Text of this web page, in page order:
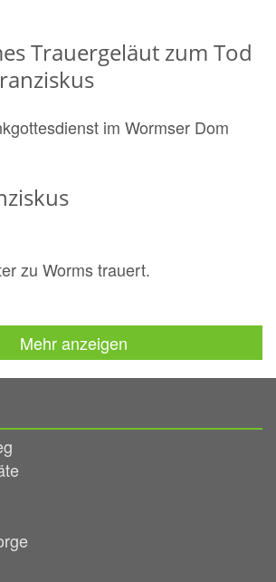
Trauergeläut zum Tod
im Wormser Dom
zu Worms trauert.
Mehr anzeigen